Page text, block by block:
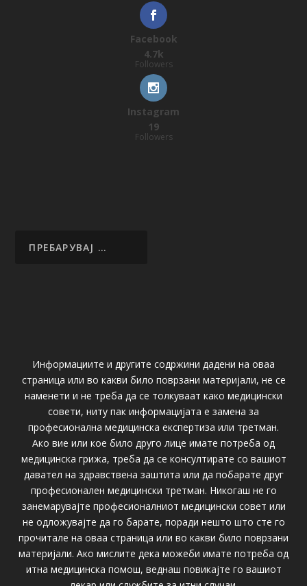
Facebook
4.7k
Followers
Instagram
19
Followers
Информациите и другите содржини дадени на оваа
страница или во какви било поврзани материјали, не се
наменети и не треба да се толкуваат како медицински
совети, ниту пак информацијата е замена за
професионална медицинска експертиза или третман.
Ако вие или кое било друго лице имате потреба од
медицинска грижа, треба да се консултирате со вашиот
давател на здравствена заштита или да побарате друг
професионален медицински третман. Никогаш не го
занемарувајте професионалниот медицински совет или
не одложувајте да го барате, поради нешто што сте го
прочитале на оваа страница или во какви било поврзани
материјали. Ако мислите дека можеби имате потреба од
итна медицинска помош, веднаш повикајте го вашиот